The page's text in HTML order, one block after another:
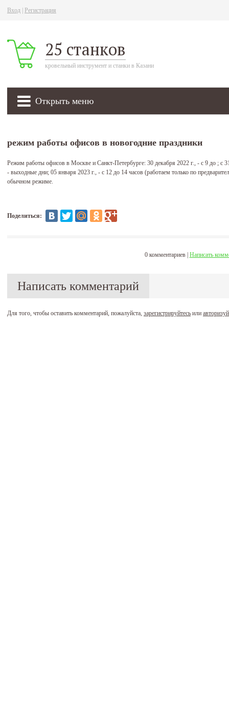
Вход Регистрация
25 станков
кровельный инструмент и станки в Казани
Открыть меню
режим работы офисов в новогодние праздники
Режим работы офисов в Москве и Санкт-Петербурге: 30 декабря 2022 г., - с 9 до ; с
- выходные дни; 05 января 2023 г., - с 12 до 14 часов (работаем только по
обычном режиме.
Поделиться:
0 комментариев | Написать
Написать комментарий
Для того, чтобы оставить комментарий, пожалуйста, зарегистрируйтесь или